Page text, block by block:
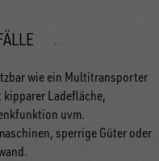
wie ein Multitransporter
Ladefläche,
uvm.
sperrige Güter oder